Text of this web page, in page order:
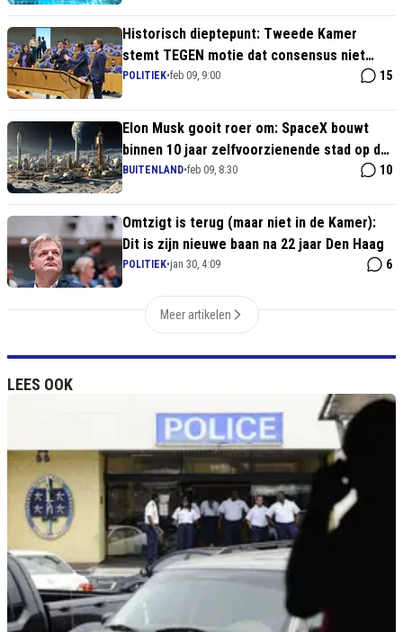
Historisch dieptepunt: Tweede Kamer
stemt TEGEN motie dat consensus niet
automatisch de waarheid is
POLITIEK•feb 09, 9:00 15
Elon Musk gooit roer om: SpaceX bouwt
binnen 10 jaar zelfvoorzienende stad op de
Maan
BUITENLAND•feb 09, 8:30 10
Omtzigt is terug (maar niet in de Kamer):
Dit is zijn nieuwe baan na 22 jaar Den Haag
POLITIEK•jan 30, 4:09 6
Meer artikelen
LEES OOK